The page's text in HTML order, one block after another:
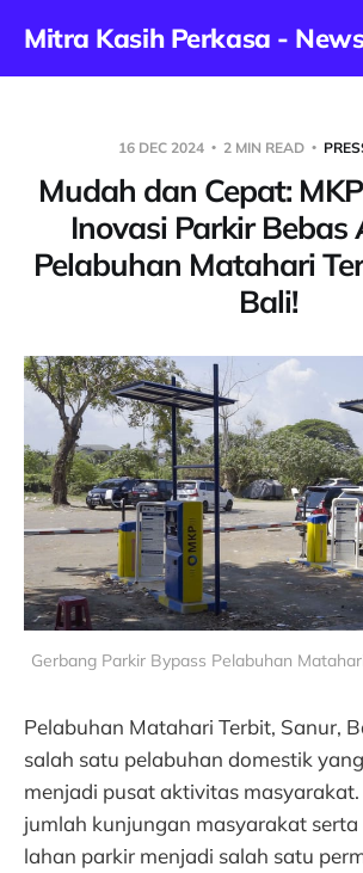
Mitra Kasih Perkasa -
16 DEC 2024 2 MIN READ
Mudah dan Cepat:
Inovasi Parkir Bebas
Pelabuhan Matahari
Bali!
Gerbang Parkir Bypass Pelabuhan
Pelabuhan Matahari Terbit, Sanur,
salah satu pelabuhan domestik
menjadi pusat aktivitas
jumlah kunjungan masyarakat serta
lahan parkir menjadi salah satu